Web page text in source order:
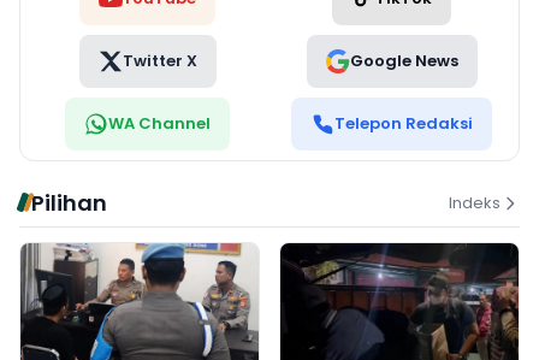
Twitter X Google News
WA Channel Telepon Redaksi
Pilihan Indeks